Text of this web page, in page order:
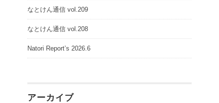
なとけん通信 vol.209
なとけん通信 vol.208
Natori Report’s 2026.6
アーカイブ